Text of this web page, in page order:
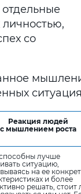
со
Реакция людей
с мышлением роста
лучше
ситуацию,
на ее
и более
решать, стоит